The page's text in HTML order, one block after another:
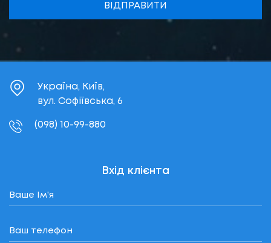
ВІДПРАВИТИ
Україна, Київ,
вул. Софіївська, 6
(098) 10-99-880
Вхід клієнта